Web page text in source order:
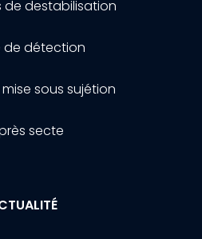
de destabilisation
de détection
sous sujétion
secte